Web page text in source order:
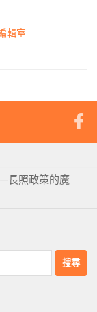
輯室
長照政策的魔